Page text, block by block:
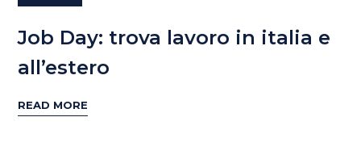
Job Day: trova lavoro in italia e
all’estero
READ MORE